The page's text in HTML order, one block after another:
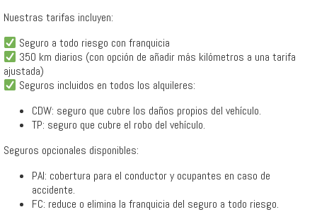
Nuestras tarifas incluyen:
Seguro a todo riesgo con franquicia
350 km diarios (con opción de añadir más kilómetros a una tarifa
ajustada)
Seguros incluidos en todos los alquileres:
CDW: seguro que cubre los daños propios del vehículo.
TP: seguro que cubre el robo del vehículo.
Seguros opcionales disponibles:
PAI: cobertura para el conductor y ocupantes en caso de
accidente.
FC: reduce o elimina la franquicia del seguro a todo riesgo.